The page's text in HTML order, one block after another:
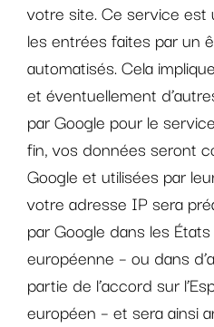
votre site. Ce service
les entrées faites par un
automatisés. Cela
et éventuellement
par Google pour le
fin, vos données seront
Google et utilisées par
votre adresse IP sera
par Google dans les
européenne – ou dans
partie de l’accord sur
européen – et sera ainsi